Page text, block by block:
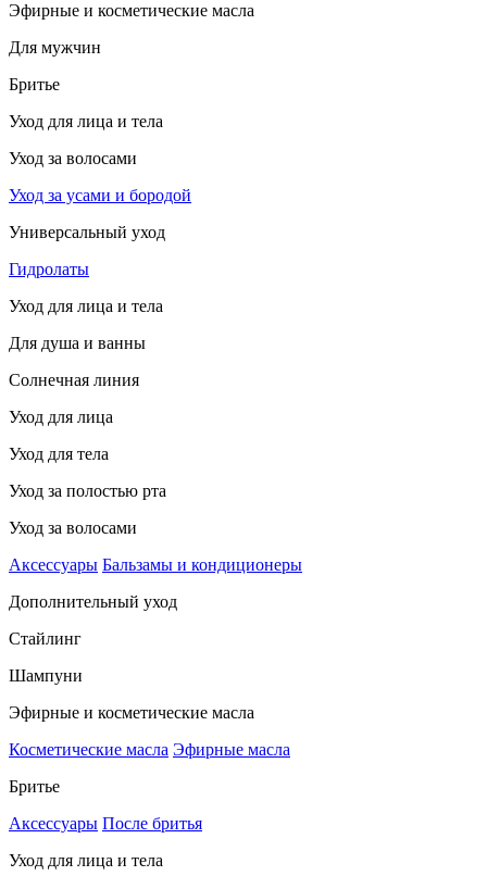
Эфирные и косметические масла
Для мужчин
Бритье
Уход для лица и тела
Уход за волосами
Уход за усами и бородой
Универсальный уход
Гидролаты
Уход для лица и тела
Для душа и ванны
Солнечная линия
Уход для лица
Уход для тела
Уход за полостью рта
Уход за волосами
Аксессуары Бальзамы и кондиционеры
Дополнительный уход
Стайлинг
Шампуни
Эфирные и косметические масла
Косметические масла Эфирные масла
Бритье
Аксессуары После бритья
Уход для лица и тела